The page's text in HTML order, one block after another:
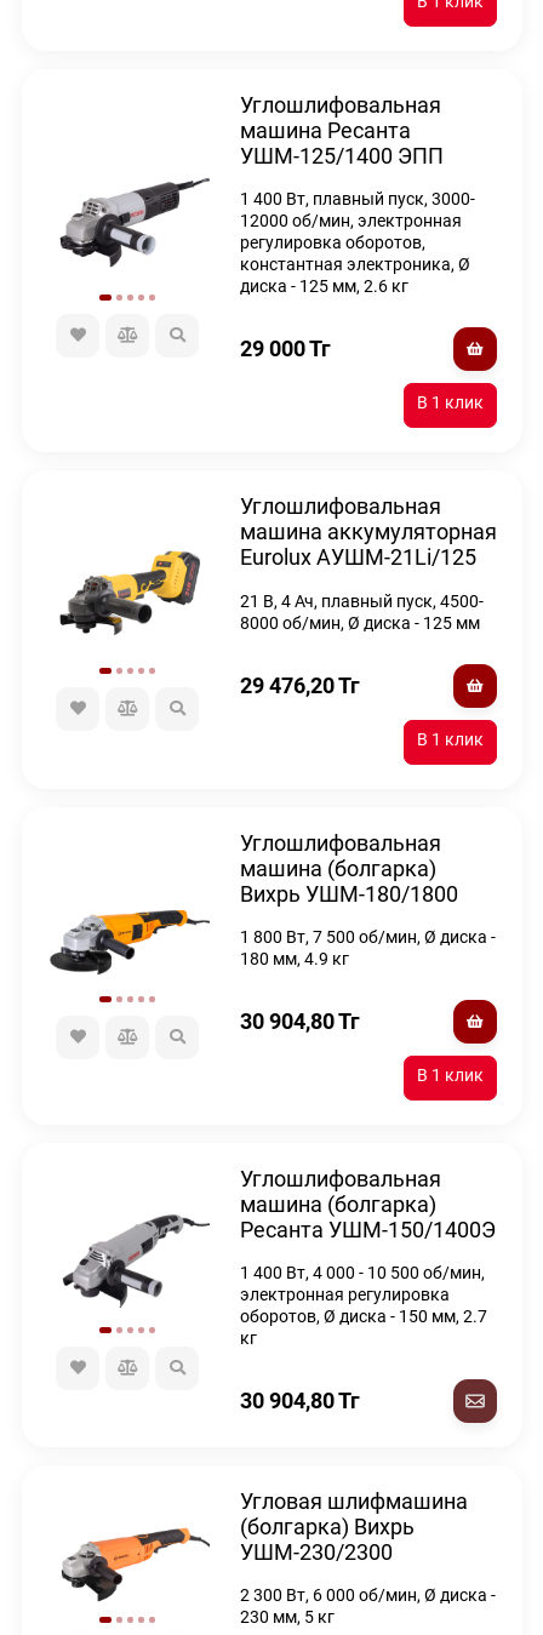
Углошлифовальная
машина Ресанта
УШМ-125/1400 ЭПП
1 400 Вт, плавный пуск, 3000-
12000 об/мин, электронная
регулировка оборотов,
константная электроника, Ø
диска - 125 мм, 2.6 кг
29 000Тг
Углошлифовальная
машина аккумуляторная
Eurolux АУШМ-21Li/125
в кейсе
21 В, 4 Ач, плавный пуск, 4500-
8000 об/мин, Ø диска - 125 мм
29 476,20Тг
Углошлифовальная
машина (болгарка)
Вихрь УШМ-180/1800
1 800 Вт, 7 500 об/мин, Ø диска -
180 мм, 4.9 кг
30 904,80Тг
Углошлифовальная
машина (болгарка)
Ресанта УШМ-150/1400Э
1 400 Вт, 4 000 - 10 500 об/мин,
электронная регулировка
оборотов, Ø диска - 150 мм, 2.7
кг
30 904,80Тг
Угловая шлифмашина
(болгарка) Вихрь
УШМ-230/2300
2 300 Вт, 6 000 об/мин, Ø диска -
230 мм, 5 кг